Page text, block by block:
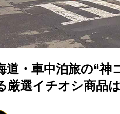
道・車中泊旅の“神
厳選イチオシ商品